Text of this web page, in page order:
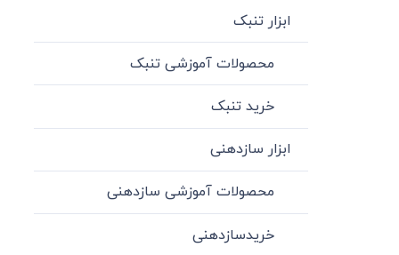
ابزار تنبک
محصولات آموزشی تنبک
خرید تنبک
ابزار سازدهنی
محصولات آموزشی سازدهنی
خریدسازدهنی